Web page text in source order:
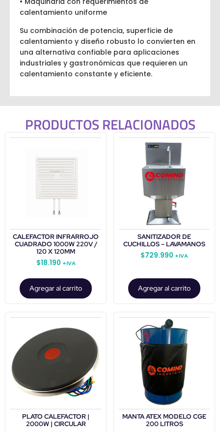
calentamiento uniforme
Su combinación de potencia, superficie de
calentamiento y diseño robusto lo convierten en
una alternativa confiable para aplicaciones
industriales y gastronómicas que requieren un
calentamiento constante y eficiente.
PRODUCTOS RELACIONADOS
CALEFACTOR INFRARROJO
CUADRADO 1000W 220V /
120 X 120MM
$18.190 +IVA
Agregar al carrito
SANITIZADOR DE
CUCHILLOS – LAVAMANOS
$729.990 +IVA
Agregar al carrito
PLATO CALEFACTOR |
2000W | CIRCULAR
MANTA ATEX MODELO CGE
200 LITROS